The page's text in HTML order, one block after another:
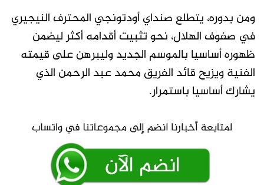
ومن بدوره، يتطلع صنداي أودتونجي المحترف النيجيري
في صفوف الهلال، نحو تثبيت أقدامه أكثر ليضمن
ظهوره أساسيا بالموسم الجديد وليبرهن على قيمته
الفنية ويزيح قائد الفريق محمد عبد الرحمن الذي
يشارك أساسيا باستمرار.